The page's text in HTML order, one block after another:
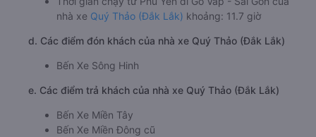
nhà xe Quý Thảo (Đắk Lắk) khoảng: 11.7 giờ
d. Các điểm đón khách của nhà xe Quý Thảo (Đắk Lắk)
Bến Xe Sông Hinh
e. Các điểm trả khách của nhà xe Quý Thảo (Đắk Lắk)
Bến Xe Miền Tây
Bến Xe Miền Đông cũ